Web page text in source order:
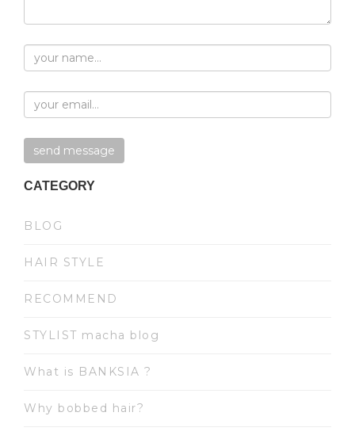
CATEGORY
BLOG
HAIR STYLE
RECOMMEND
STYLIST macha blog
What is BANKSIA ?
Why bobbed hair?